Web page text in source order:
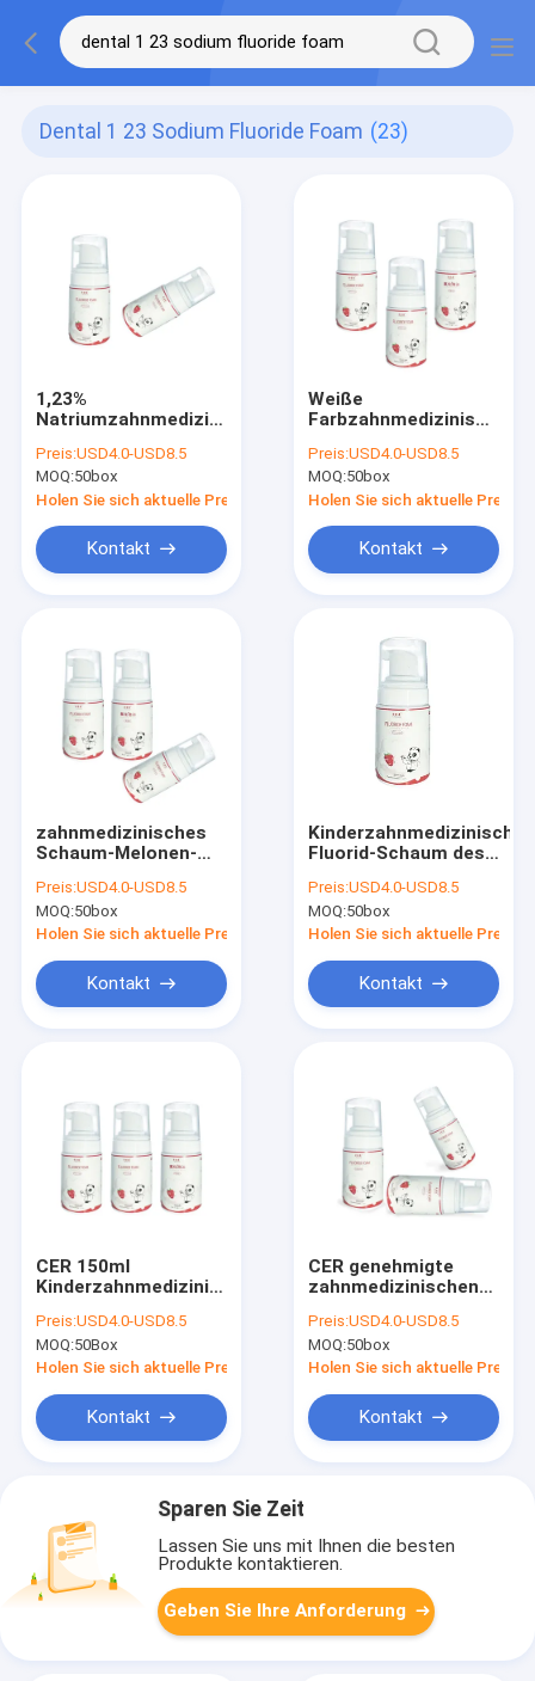
Dental 1 23 Sodium Fluoride Foam (23)
1,23%
Natriumzahnmedizinischer
Melonen-Aroma
Preis:USD4.0-USD8.5
MOQ:50box
Holen Sie sich aktuelle Preis
Kontakt
Weiße
Farbzahnmedizinisches
Erdbeeraroma mit
Natrium
Preis:USD4.0-USD8.5
MOQ:50box
Holen Sie sich aktuelle Preis
Kontakt
zahnmedizinisches
Schaum-Melonen-
125ml mit Natrium
1,23% für
Kinderschlechten
Preis:USD4.0-USD8.5
MOQ:50box
Holen Sie sich aktuelle Preis
Kontakt
Kinderzahnmedizinischer
Fluorid-Schaum des
mit Melonen-Aroma
Preis:USD4.0-USD8.5
MOQ:50box
Holen Sie sich aktuelle Preis
Kontakt
CER 150ml
Kinderzahnmedizinisches
Melonen-Aroma mit
Natrium
Preis:USD4.0-USD8.5
MOQ:50Box
Holen Sie sich aktuelle Preis
Kontakt
CER genehmigte
zahnmedizinischen
120ml mit
Erdbeeraroma
Preis:USD4.0-USD8.5
MOQ:50box
Holen Sie sich aktuelle Preis
Kontakt
Sparen Sie Zeit
Lassen Sie uns mit Ihnen die besten
Produkte kontaktieren.
Geben Sie Ihre Anforderung